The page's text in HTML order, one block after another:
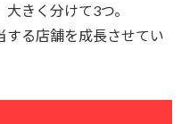
きく分けて3つ。
する店舗を成長させてい